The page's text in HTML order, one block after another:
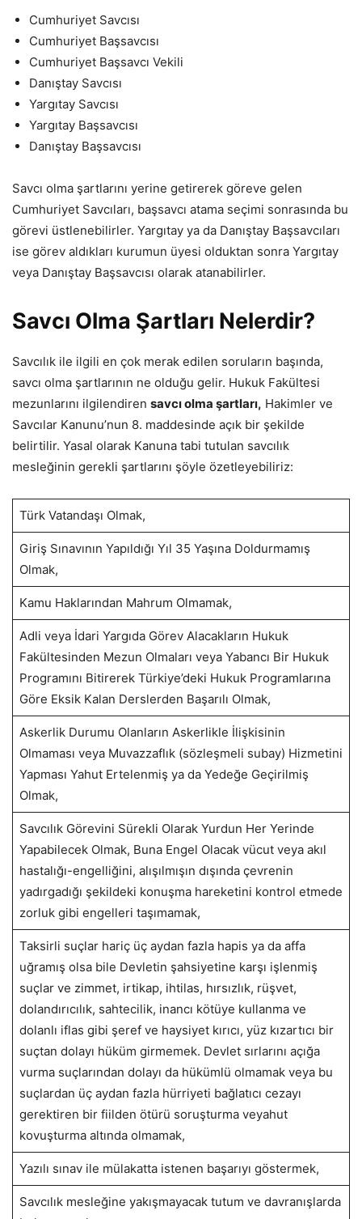
Cumhuriyet Savcısı
Cumhuriyet Başsavcısı
Cumhuriyet Başsavcı Vekili
Danıştay Savcısı
Yargıtay Savcısı
Yargıtay Başsavcısı
Danıştay Başsavcısı
Savcı olma şartlarını yerine getirerek göreve gelen
Cumhuriyet Savcıları, başsavcı atama seçimi sonrasında bu
görevi üstlenebilirler. Yargıtay ya da Danıştay Başsavcıları
ise görev aldıkları kurumun üyesi olduktan sonra Yargıtay
veya Danıştay Başsavcısı olarak atanabilirler.
Savcı Olma Şartları Nelerdir?
Savcılık ile ilgili en çok merak edilen soruların başında,
savcı olma şartlarının ne olduğu gelir. Hukuk Fakültesi
mezunlarını ilgilendiren savcı olma şartları, Hakimler ve
Savcılar Kanunu’nun 8. maddesinde açık bir şekilde
belirtilir. Yasal olarak Kanuna tabi tutulan savcılık
mesleğinin gerekli şartlarını şöyle özetleyebiliriz:
Türk Vatandaşı Olmak,
Giriş Sınavının Yapıldığı Yıl 35 Yaşına Doldurmamış
Olmak,
Kamu Haklarından Mahrum Olmamak,
Adli veya İdari Yargıda Görev Alacakların Hukuk
Fakültesinden Mezun Olmaları veya Yabancı Bir Hukuk
Programını Bitirerek Türkiye’deki Hukuk Programlarına
Göre Eksik Kalan Derslerden Başarılı Olmak,
Askerlik Durumu Olanların Askerlikle İlişkisinin
Olmaması veya Muvazzaflık (sözleşmeli subay) Hizmetini
Yapması Yahut Ertelenmiş ya da Yedeğe Geçirilmiş
Olmak,
Savcılık Görevini Sürekli Olarak Yurdun Her Yerinde
Yapabilecek Olmak, Buna Engel Olacak vücut veya akıl
hastalığı-engelliğini, alışılmışın dışında çevrenin
yadırgadığı şekildeki konuşma hareketini kontrol etmede
zorluk gibi engelleri taşımamak,
Taksirli suçlar hariç üç aydan fazla hapis ya da affa
uğramış olsa bile Devletin şahsiyetine karşı işlenmiş
suçlar ve zimmet, irtikap, ihtilas, hırsızlık, rüşvet,
dolandırıcılık, sahtecilik, inancı kötüye kullanma ve
dolanlı iflas gibi şeref ve haysiyet kırıcı, yüz kızartıcı bir
suçtan dolayı hüküm girmemek. Devlet sırlarını açığa
vurma suçlarından dolayı da hükümlü olmamak veya bu
suçlardan üç aydan fazla hürriyeti bağlatıcı cezayı
gerektiren bir fiilden ötürü soruşturma veyahut
kovuşturma altında olmamak,
Yazılı sınav ile mülakatta istenen başarıyı göstermek,
Savcılık mesleğine yakışmayacak tutum ve davranışlarda